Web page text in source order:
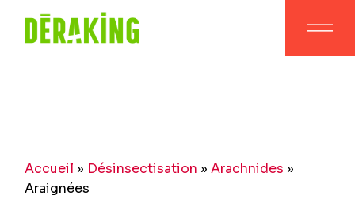
content
Accueil » Désinsectisation »Arachnides »
Araignées